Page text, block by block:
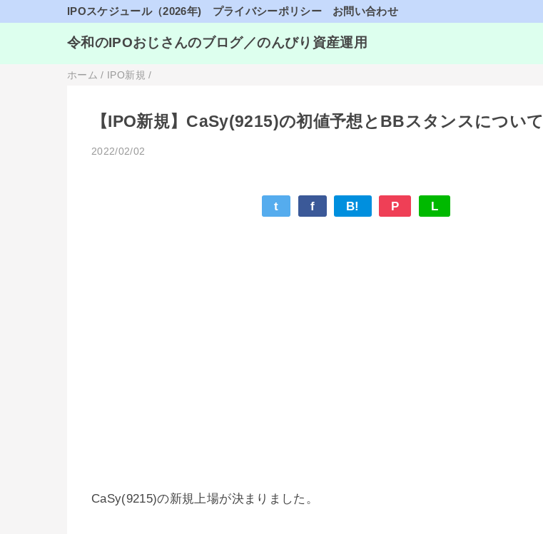
IPOスケジュール（2026年) プライバシーポリシー お問い合わせ
令和のIPOおじさんのブログ／のんびり資産運用
ホーム / IPO新規 /
【IPO新規】CaSy(9215)の初値予想とBBスタンスについて
2022/02/02
t f B! P L
CaSy(9215)の新規上場が決まりました。